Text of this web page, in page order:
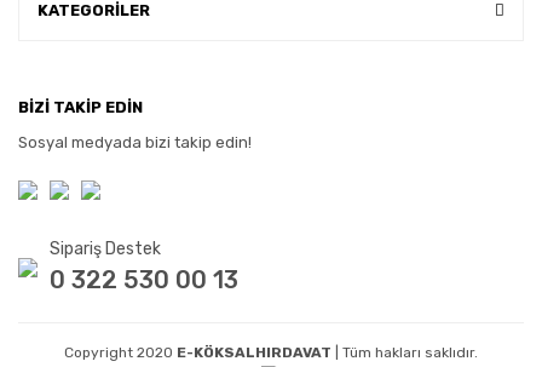
KATEGORİLER
BİZİ TAKİP EDİN
Sosyal medyada bizi takip edin!
Sipariş Destek
0 322 530 00 13
Copyright 2020 E-KÖKSALHIRDAVAT | Tüm hakları saklıdır.